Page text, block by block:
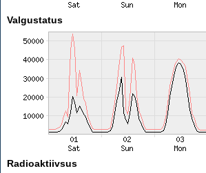
Valgustatus
Radioaktiivsus